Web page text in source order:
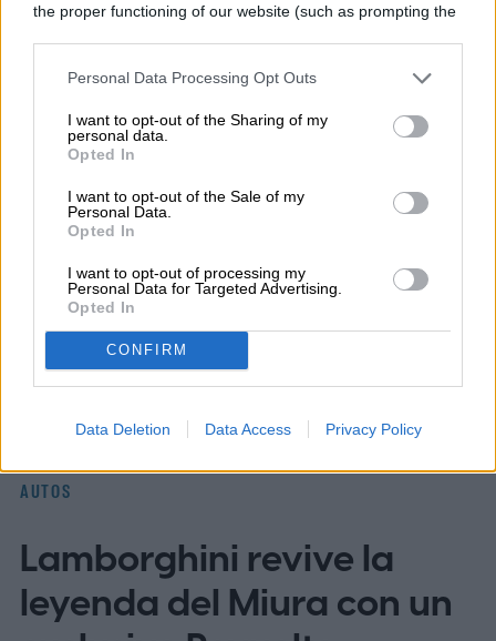
the proper functioning of our website (such as prompting the
Personal Data Processing Opt Outs
I want to opt-out of the Sharing of my
personal data.
Opted In
I want to opt-out of the Sale of my
Personal Data.
Opted In
I want to opt-out of processing my
Personal Data for Targeted Advertising.
Opted In
CONFIRM
Data Deletion Data Access Privacy Policy
Daniel Matus
Topics
Homepage
AUTOS
Lamborghini revive la
leyenda del Miura con un